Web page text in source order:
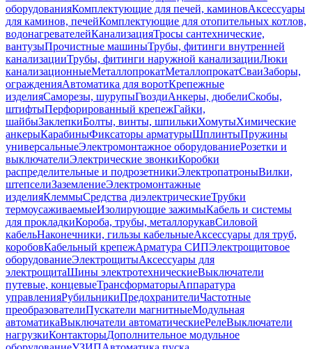
оборудованияКомплектующие для печей, каминовАксессуары
для каминов, печейКомплектующие для отопительных котлов,
водонагревателейКанализацияТросы сантехнические,
вантузыПрочистные машиныТрубы, фитинги внутренней
канализацииТрубы, фитинги наружной канализацииЛюки
канализационныеМеталлопрокатМеталлопрокатСваиЗаборы,
огражденияАвтоматика для воротКрепежные
изделияСаморезы, шурупыГвоздиАнкеры, дюбелиСкобы,
штифтыПерфорированный крепежГайки,
шайбыЗаклепкиБолты, винты, шпилькиХомутыХимические
анкерыКарабиныФиксаторы арматурыШплинтыПружины
универсальныеЭлектромонтажное оборудованиеРозетки и
выключателиЭлектрические звонкиКоробки
распределительные и подрозетникиЭлектропатроныВилки,
штепселиЗаземлениеЭлектромонтажные
изделияКлеммыСредства диэлектрическиеТрубки
термоусаживаемыеИзолирующие зажимыКабель и системы
для прокладкиКороба, трубы, металлорукавСиловой
кабельНаконечники, гильзы кабельныеАксессуары для труб,
коробовКабельный крепежАрматура СИПЭлектрощитовое
оборудованиеЭлектрощитыАксессуары для
электрощитаШины электротехническиеВыключатели
путевые, концевыеТрансформаторыАппаратура
управленияРубильникиПредохранителиЧастотные
преобразователиПускатели магнитныеМодульная
автоматикаВыключатели автоматическиеРелеВыключатели
нагрузкиКонтакторыДополнительное модульное